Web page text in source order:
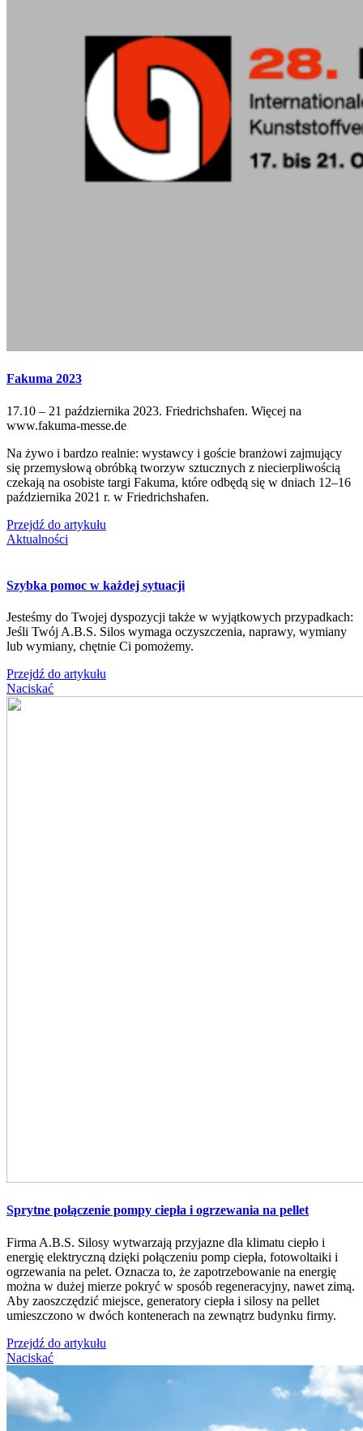
Fakuma 2023
17.10 – 21 października 2023. Friedrichshafen. Więcej na
www.fakuma-messe.de
Na żywo i bardzo realnie: wystawcy i goście branżowi zajmujący
się przemysłową obróbką tworzyw sztucznych z niecierpliwością
czekają na osobiste targi Fakuma, które odbędą się w dniach 12–16
października 2021 r. w Friedrichshafen.
Przejdź do artykułu
Aktualności
Szybka pomoc w każdej sytuacji
Jesteśmy do Twojej dyspozycji także w wyjątkowych przypadkach:
Jeśli Twój A.B.S. Silos wymaga oczyszczenia, naprawy, wymiany
lub wymiany, chętnie Ci pomożemy.
Przejdź do artykułu
Naciskać
Sprytne połączenie pompy ciepła i ogrzewania na pellet
Firma A.B.S. Silosy wytwarzają przyjazne dla klimatu ciepło i
energię elektryczną dzięki połączeniu pomp ciepła, fotowoltaiki i
ogrzewania na pelet. Oznacza to, że zapotrzebowanie na energię
można w dużej mierze pokryć w sposób regeneracyjny, nawet zimą.
Aby zaoszczędzić miejsce, generatory ciepła i silosy na pellet
umieszczono w dwóch kontenerach na zewnątrz budynku firmy.
Przejdź do artykułu
Naciskać